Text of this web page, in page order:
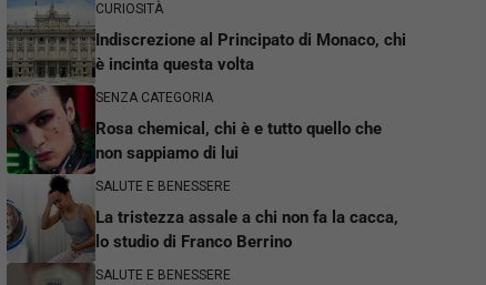
CURIOSITÀ
Indiscrezione al Principato di Monaco, chi
è incinta questa volta
SENZA CATEGORIA
Rosa chemical, chi è e tutto quello che
non sappiamo di lui
SALUTE E BENESSERE
La tristezza assale a chi non fa la cacca,
lo studio di Franco Berrino
SALUTE E BENESSERE